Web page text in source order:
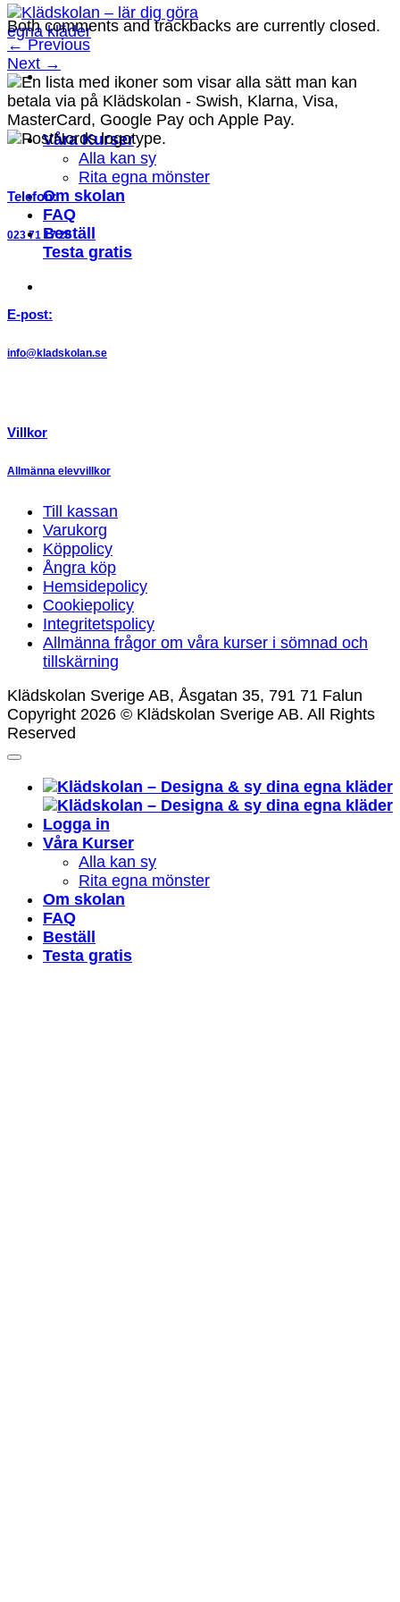
Våra Kurser
Alla kan sy
Rita egna mönster
Om skolan
FAQ
Beställ
Testa gratis
Both comments and trackbacks are currently closed.
←Previous
Next →
Telefon:
023 71 17 20
E-post:
info@kladskolan.se
Villkor
Allmänna elevvillkor
Till kassan
Varukorg
Köppolicy
Ångra köp
Hemsidepolicy
Cookiepolicy
Integritetspolicy
Allmänna frågor om våra kurser i sömnad och
tillskärning
Klädskolan Sverige AB, Åsgatan 35, 791 71 Falun
Copyright 2026 © Klädskolan Sverige AB. All Rights
Reserved
Logga in
Våra Kurser
Alla kan sy
Rita egna mönster
Om skolan
FAQ
Beställ
Testa gratis